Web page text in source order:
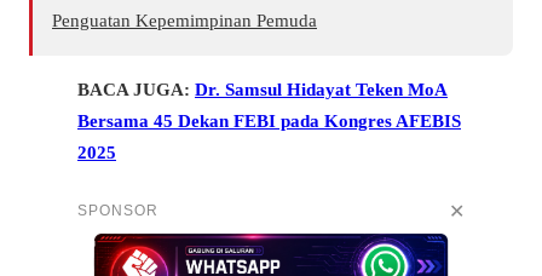
Penguatan Kepemimpinan Pemuda
BACA JUGA: Dr. Samsul Hidayat Teken MoA
Bersama 45 Dekan FEBI pada Kongres AFEBIS
2025
SPONSOR ✕